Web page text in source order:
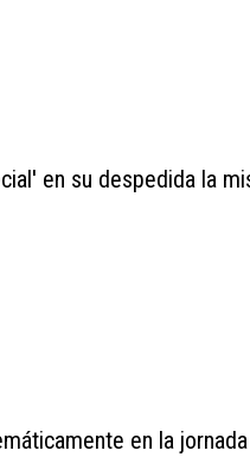
en su despedida la
en la